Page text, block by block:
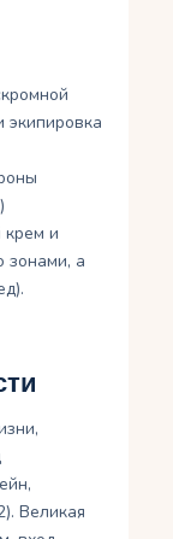
и
зонами, а
Великая